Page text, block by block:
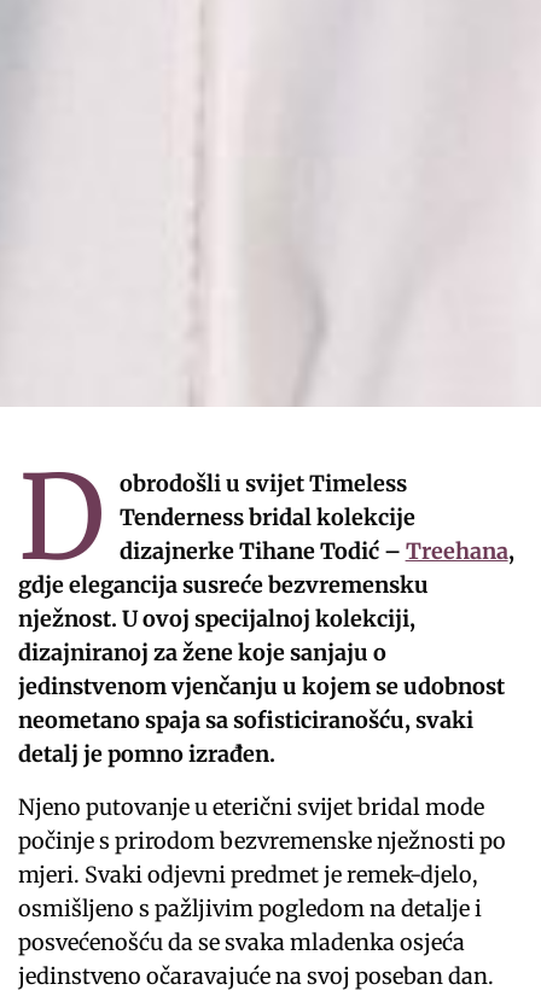
D
obrodošli u svijet Timeless
Tenderness bridal kolekcije
dizajnerke Tihane Todić – Treehana,
gdje elegancija susreće bezvremensku
nježnost. U ovoj specijalnoj kolekciji,
dizajniranoj za žene koje sanjaju o
jedinstvenom vjenčanju u kojem se udobnost
neometano spaja sa sofisticiranošću, svaki
detalj je pomno izrađen.
Njeno putovanje u eterični svijet bridal mode
počinje s prirodom bezvremenske nježnosti po
mjeri. Svaki odjevni predmet je remek-djelo,
osmišljeno s pažljivim pogledom na detalje i
posvećenošću da se svaka mladenka osjeća
jedinstveno očaravajuće na svoj poseban dan.